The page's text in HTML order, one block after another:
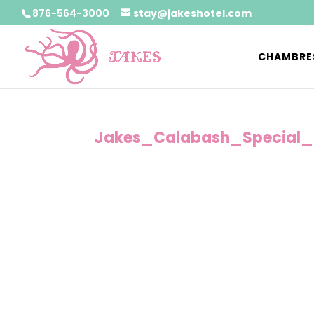
876-564-3000 stay@jakeshotel.com